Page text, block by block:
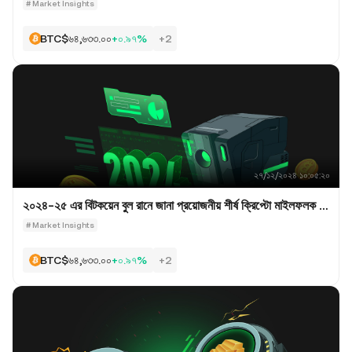
# Market Insights
BTC$৬৪,৬৩৩.০০+০.৯৭% +2
২৭/১২/২০২৪ ১০:০৫:২০
২০২৪-২৫ এর বিটকয়েন বুল রানে জানা প্রয়োজনীয় শীর্ষ ক্রিপ্টো মাইলফলক
এবং অন্তর্দৃষ্টি।
# Market Insights
BTC$৬৪,৬৩৩.০০+০.৯৭% +2